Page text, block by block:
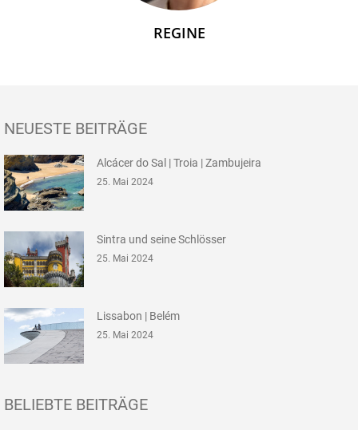
REGINE
NEUESTE BEITRÄGE
Alcácer do Sal | Troia | Zambujeira
25. Mai 2024
Sintra und seine Schlösser
25. Mai 2024
Lissabon | Belém
25. Mai 2024
BELIEBTE BEITRÄGE